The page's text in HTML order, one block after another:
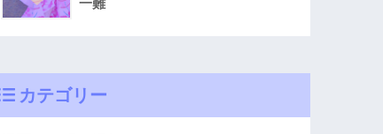
一難
カテゴリー